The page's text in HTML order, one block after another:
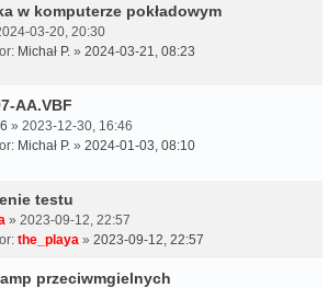
w komputerze pokładowym
03-20, 20:30
Michał P. » 2024-03-21, 08:23
AA.VBF
» 2023-12-30, 16:46
Michał P. » 2024-01-03, 08:10
testu
» 2023-09-12, 22:57
the_playa » 2023-09-12, 22:57
przeciwmgielnych